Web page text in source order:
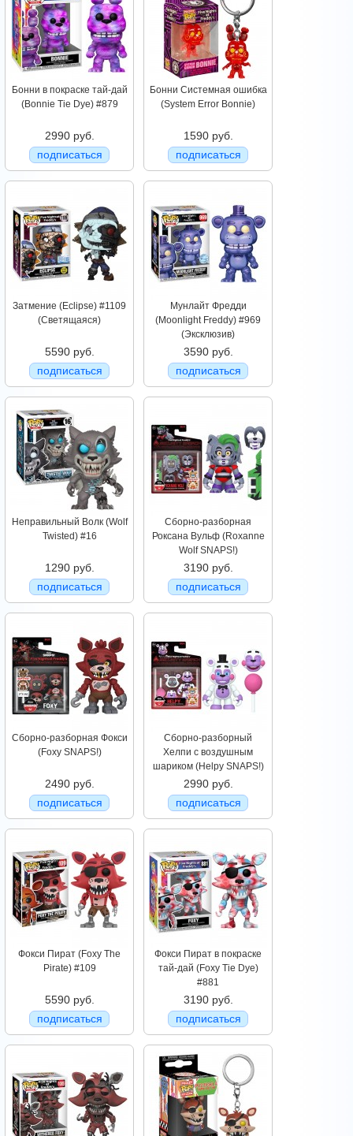
Бонни в покраске тай-дай
(Bonnie Tie Dye) #879
2990 руб.
подписаться
Бонни Системная ошибка
(System Error Bonnie)
1590 руб.
подписаться
Затмение (Eclipse) #1109
(Светящаяся)
5590 руб.
подписаться
Мунлайт Фредди
(Moonlight Freddy) #969
(Эксклюзив)
3590 руб.
подписаться
Неправильный Волк (Wolf
Twisted) #16
1290 руб.
подписаться
Сборно-разборная
Роксана Вульф (Roxanne
Wolf SNAPS!)
3190 руб.
подписаться
Сборно-разборная Фокси
(Foxy SNAPS!)
2490 руб.
подписаться
Сборно-разборный
Хелпи с воздушным
шариком (Helpy SNAPS!)
2990 руб.
подписаться
Фокси Пират (Foxy The
Pirate) #109
5590 руб.
подписаться
Фокси Пират в покраске
тай-дай (Foxy Tie Dye)
#881
3190 руб.
подписаться